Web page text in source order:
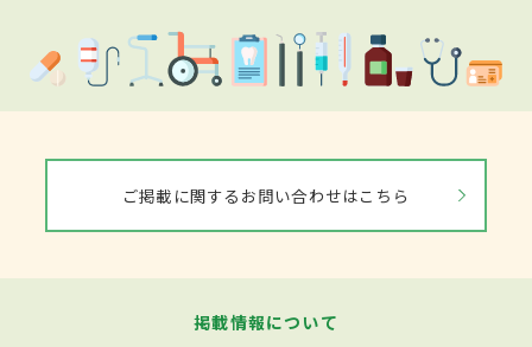
ご掲載に関するお問い合わせはこちら
掲載情報について